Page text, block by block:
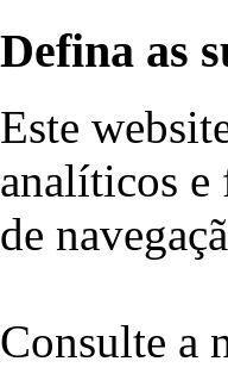
Defina as
Este
analíticos e
de
Consulte a